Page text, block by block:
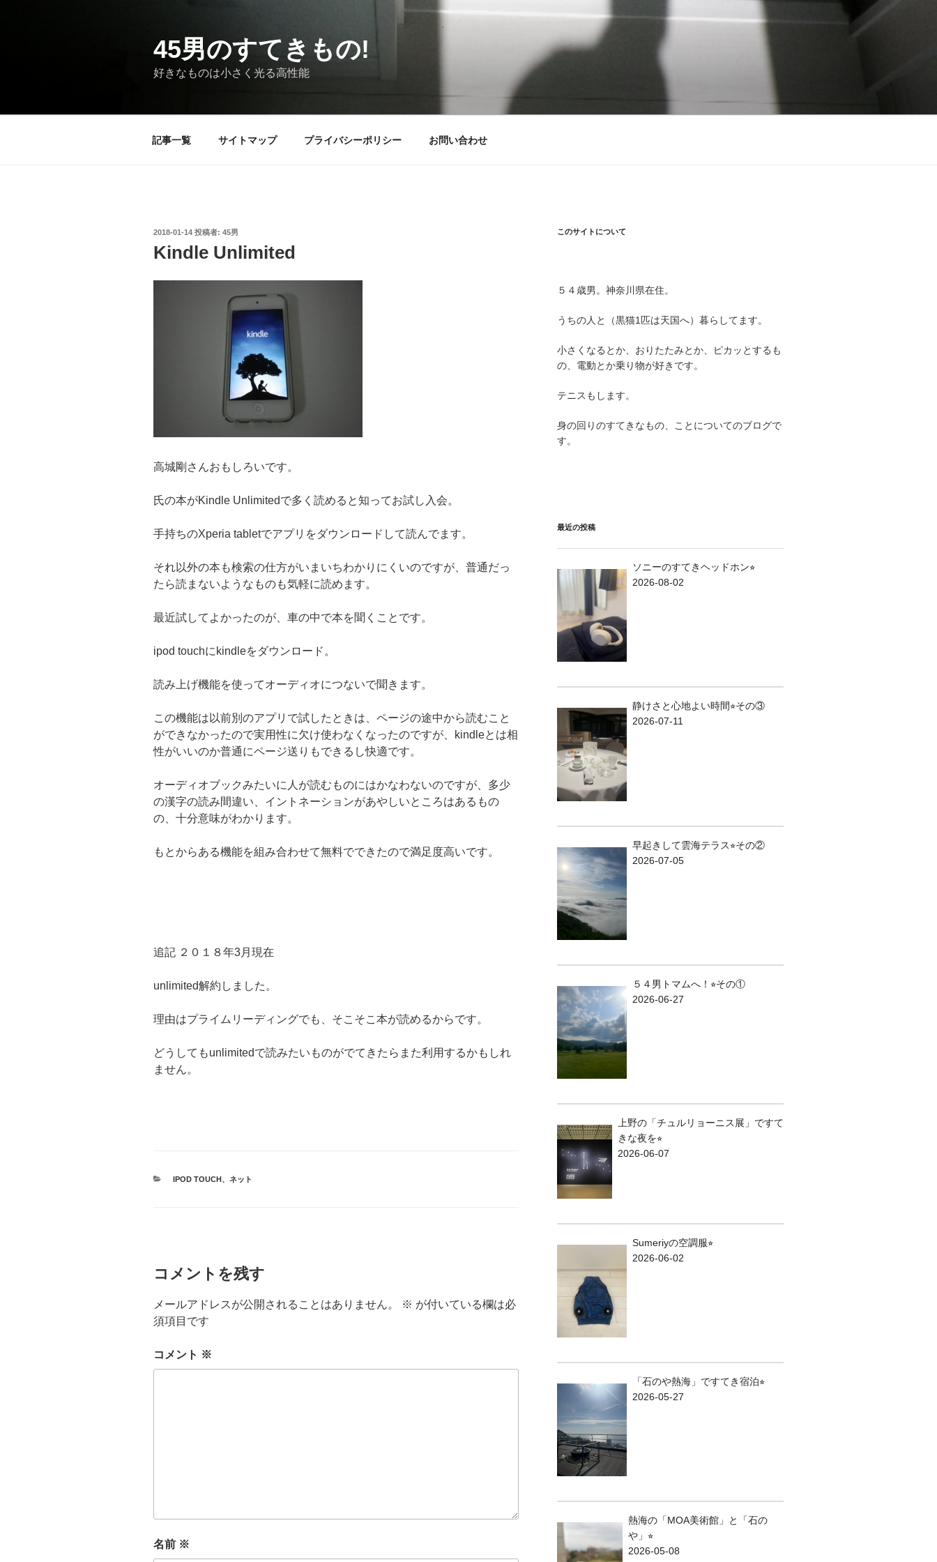
45男のすてきもの!
好きなものは小さく光る高性能
記事一覧 サイトマップ プライバシーポリシー お問い合わせ
投
日:
2018-01-14 投稿者: 45男
Kindle Unlimited
高城剛さんおもしろいです。
氏の本がKindle Unlimitedで多く読めると知ってお試し入会。
手持ちのXperia tabletでアプリをダウンロードして読んでます。
それ以外の本も検索の仕方がいまいちわかりにくいのですが、普通だっ
たら読まないようなものも気軽に読めます。
最近試してよかったのが、車の中で本を聞くことです。
ipod touchにkindleをダウンロード。
読み上げ機能を使ってオーディオにつないで聞きます。
この機能は以前別のアプリで試したときは、ページの途中から読むこと
ができなかったので実用性に欠け使わなくなったのですが、kindleとは相
性がいいのか普通にページ送りもできるし快適です。
オーディオブックみたいに人が読むものにはかなわないのですが、多少
の漢字の読み間違い、イントネーションがあやしいところはあるもの
の、十分意味がわかります。
もとからある機能を組み合わせて無料でできたので満足度高いです。
追記 ２０１８年3月現在
unlimited解約しました。
理由はプライムリーディングでも、そこそこ本が読めるからです。
どうしてもunlimitedで読みたいものがでてきたらまた利用するかもしれ
ません。
カIPOD TOUCH 、 ネット
コメントを残す
メールアドレスが公開されることはありません。 ※ が付いている欄は必
須項目です
コメント ※
名前 ※
このサイトについて
５４歳男。神奈川県在住。
うちの人と（黒猫1匹は天国へ）暮らしてます。
小さくなるとか、おりたたみとか、ピカッとするも
の、電動とか乗り物が好きです。
テニスもします。
身の回りのすてきなもの、ことについてのブログで
す。
最近の投稿
ソニーのすてきヘッドホン⭐︎
2026-08-02
静けさと心地よい時間⭐︎その③
2026-07-11
早起きして雲海テラス⭐︎その②
2026-07-05
５４男トマムへ！⭐︎その①
2026-06-27
上野の「チュルリョーニス展」ですて
きな夜を⭐︎
2026-06-07
Sumeriyの空調服⭐︎
2026-06-02
「石のや熱海」ですてき宿泊⭐︎
2026-05-27
熱海の「MOA美術館」と「石の
や」⭐︎
2026-05-08